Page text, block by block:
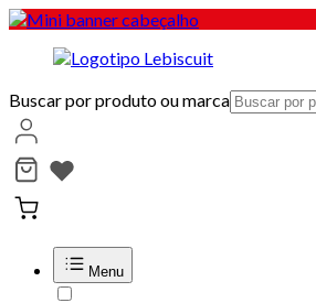
Buscar por produto ou marca
Menu